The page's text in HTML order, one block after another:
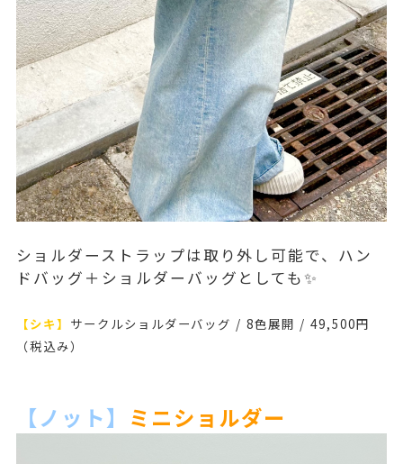
ショルダーストラップは取り外し可能で、ハン
ドバッグ＋ショルダーバッグとしても✨
【シキ】 サークルショルダーバッグ / 8色展開 / 49,500円
（税込み）
【ノット】 ミニショルダー